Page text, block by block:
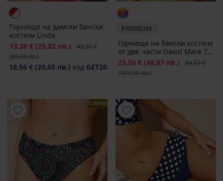
Горнище на дамски бански
костюм Linda
Намаление
13,20 € (25,82 лв.) Първоначална цена
43,97 €
(86,00 лв.)
10,56 € (20,65 лв.) код GET20
PREMIUM
Горнище на бански костюм
от две части David Mare T...
Намаление
25,50 € (49,87 лв.)
84,87 €
(165,99 лв.)
LIMITED